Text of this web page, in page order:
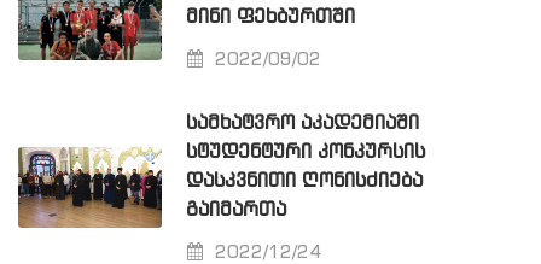
ᲛᲘᲜᲘ ᲤᲔᲮᲑᲣᲠᲗᲨᲘ
2022/09/02
ᲡᲐᲛᲮᲐᲢᲕᲠᲝ ᲐᲙᲐᲓᲔᲛᲘᲐᲨᲘ
ᲡᲢᲣᲓᲔᲜᲢᲣᲠᲘ ᲙᲝᲜᲙᲣᲠᲡᲘᲡ
ᲓᲐᲡᲙᲕᲜᲘᲗᲘ ᲦᲝᲜᲘᲡᲫᲘᲔᲑᲐ
ᲒᲐᲘᲛᲐᲠᲗᲐ
2022/12/24